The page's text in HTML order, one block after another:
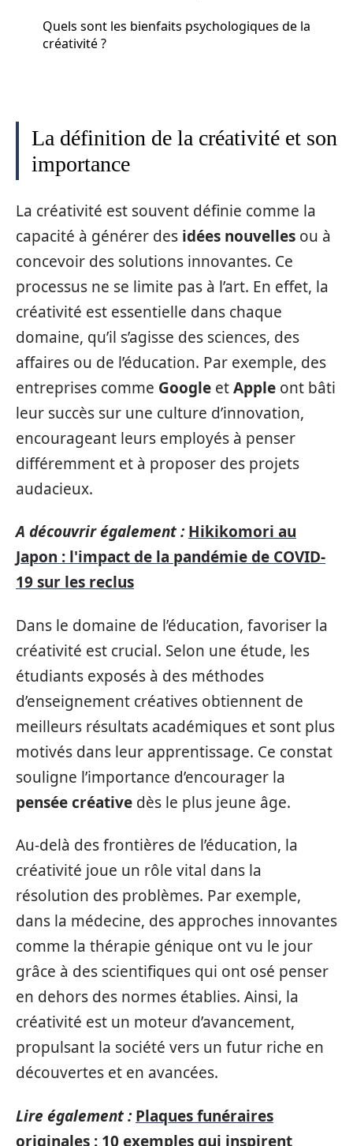
Quels sont les bienfaits psychologiques de la
créativité ?
La définition de la créativité et son
importance
La créativité est souvent définie comme la
capacité à générer des idées nouvelles ou à
concevoir des solutions innovantes. Ce
processus ne se limite pas à l’art. En effet, la
créativité est essentielle dans chaque
domaine, qu’il s’agisse des sciences, des
affaires ou de l’éducation. Par exemple, des
entreprises comme Google etApple ont bâti
leur succès sur une culture d’innovation,
encourageant leurs employés à penser
différemment et à proposer des projets
audacieux.
A découvrir également : Hikikomori au
Japon : l'impact de la pandémie de COVID-
19 sur les reclus
Dans le domaine de l’éducation, favoriser la
créativité est crucial. Selon une étude, les
étudiants exposés à des méthodes
d’enseignement créatives obtiennent de
meilleurs résultats académiques et sont plus
motivés dans leur apprentissage. Ce constat
souligne l’importance d’encourager la
pensée créative dès le plus jeune âge.
Au-delà des frontières de l’éducation, la
créativité joue un rôle vital dans la
résolution des problèmes. Par exemple,
dans la médecine, des approches innovantes
comme la thérapie génique ont vu le jour
grâce à des scientifiques qui ont osé penser
en dehors des normes établies. Ainsi, la
créativité est un moteur d’avancement,
propulsant la société vers un futur riche en
découvertes et en avancées.
Lire également : Plaques funéraires
originales : 10 exemples qui inspirent